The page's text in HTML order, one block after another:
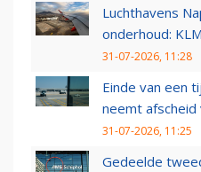
Luchthavens
onderhoud:
31-07-2026, 11:28
Einde van een
neemt afscheid
31-07-2026, 11:25
Gedeelde